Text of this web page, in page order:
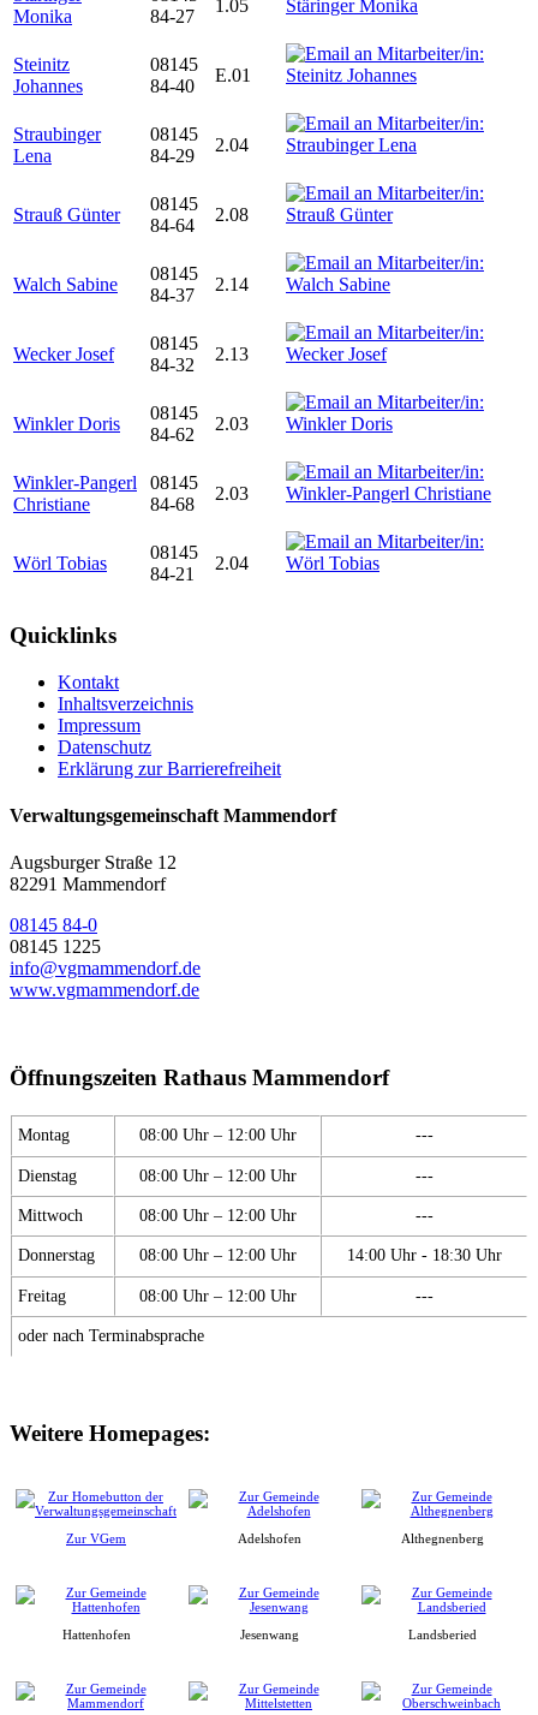
Monika
84-27
1.05
Steinitz
Johannes
08145
84-40
E.01
Straubinger
Lena
08145
84-29
2.04
Strauß Günter
08145
84-64
2.08
Walch Sabine
08145
84-37
2.14
Wecker Josef
08145
84-32
2.13
Winkler Doris
08145
84-62
2.03
Winkler-Pangerl
Christiane
08145
84-68
2.03
Wörl Tobias
08145
84-21
2.04
Quicklinks
Kontakt
Inhaltsverzeichnis
Impressum
Datenschutz
Erklärung zur Barrierefreiheit
Verwaltungsgemeinschaft Mammendorf
Augsburger Straße 12
82291 Mammendorf
08145 84-0
08145 1225
info@vgmammendorf.de
www.vgmammendorf.de
Öffnungszeiten Rathaus Mammendorf
Montag 08:00 Uhr – 12:00 Uhr ---
Dienstag 08:00 Uhr – 12:00 Uhr ---
Mittwoch 08:00 Uhr – 12:00 Uhr ---
Donnerstag 08:00 Uhr – 12:00 Uhr 14:00 Uhr - 18:30 Uhr
Freitag 08:00 Uhr – 12:00 Uhr ---
oder nach Terminabsprache
Weitere Homepages:
Zur VGem Adelshofen Althegnenberg
Hattenhofen Jesenwang Landsberied